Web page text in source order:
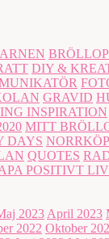
DIY &
GRAVID
INSPIRATION
MITT
DAYS
QUOTES
POSITIVT
2023 April 2023
2022 Oktober